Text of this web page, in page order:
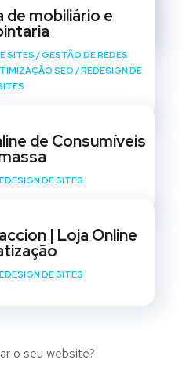
de mobiliário e
SITES /GESTÃO DE REDES
SEO /REDESIGN DE
de Consumíveis
DE SITES
| Loja Online
DE SITES
o seu website?